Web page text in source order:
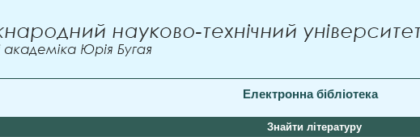
Електронна бібліотека
Знайти літературу